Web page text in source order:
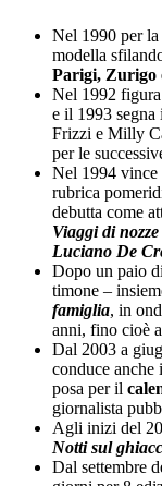
Nel 1990 per la
modella
Parigi, Zurigo
Nel 1992
e il 1993
Frizzi e Milly
per le
Nel 1994 vince
rubrica
debutta come
Viaggi di nozze
Luciano De
Dopo un paio
timone –
famiglia, in
anni, fino cioè
Dal 2003 a
conduce anche
posa per il
giornalista
Agli inizi del
Notti sul
Dal settembre